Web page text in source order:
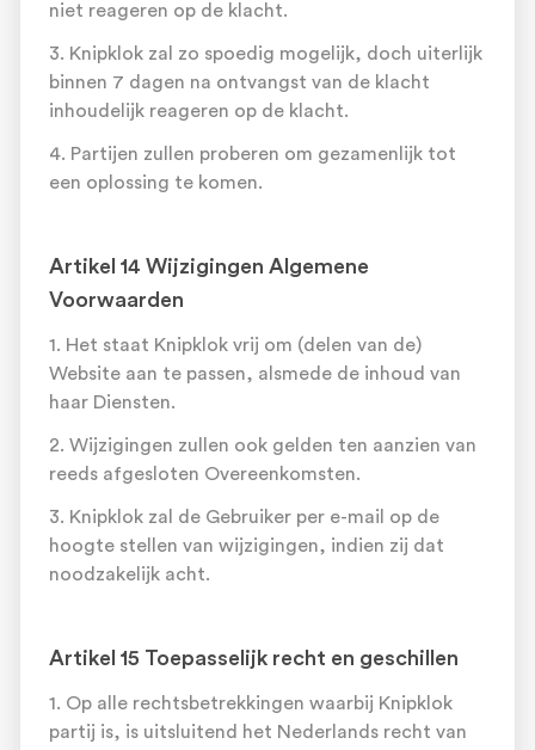
niet reageren op de klacht.
3. Knipklok zal zo spoedig mogelijk, doch uiterlijk
binnen 7 dagen na ontvangst van de klacht
inhoudelijk reageren op de klacht.
4. Partijen zullen proberen om gezamenlijk tot
een oplossing te komen.
Artikel 14 Wijzigingen Algemene
Voorwaarden
1. Het staat Knipklok vrij om (delen van de)
Website aan te passen, alsmede de inhoud van
haar Diensten.
2. Wijzigingen zullen ook gelden ten aanzien van
reeds afgesloten Overeenkomsten.
3. Knipklok zal de Gebruiker per e-mail op de
hoogte stellen van wijzigingen, indien zij dat
noodzakelijk acht.
Artikel 15 Toepasselijk recht en geschillen
1. Op alle rechtsbetrekkingen waarbij Knipklok
partij is, is uitsluitend het Nederlands recht van